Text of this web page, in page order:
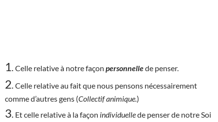
1 Celle relative à notre façon personnellede penser.
2 Celle relative au fait que nous pensons nécessairement
comme d’autres gens (Collectif animique.)
3 Et celle relative à la façon individuellede penser de notre Soi